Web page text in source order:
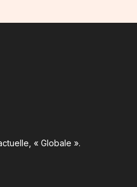
« Globale ».